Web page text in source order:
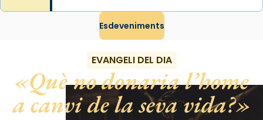
Esdeveniments
EVANGELI DEL DIA
Què no donaria l’home
a canvi de la seva vida?